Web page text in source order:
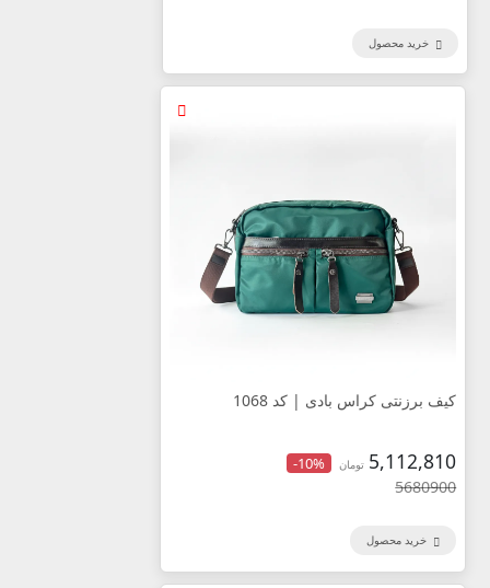
خرید محصول
کیف برزنتی کراس بادی | کد 1068
5,112,810 تومان -10%
5680900
خرید محصول